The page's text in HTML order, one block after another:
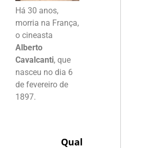
Há 30 anos,
morria na França,
o cineasta
Alberto
Cavalcanti, que
nasceu no dia 6
de fevereiro de
1897.
Qual